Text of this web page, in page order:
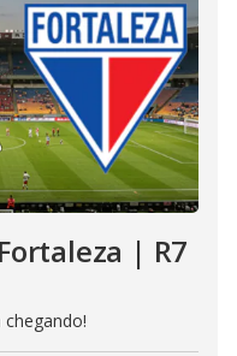
| R7